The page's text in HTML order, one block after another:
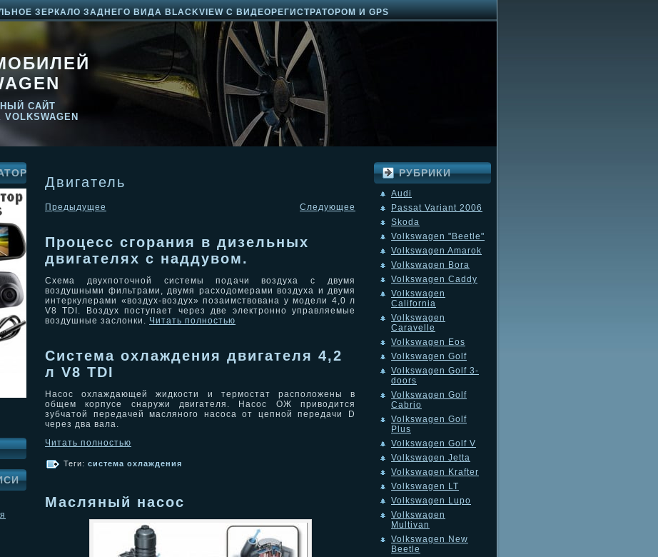
ЗЕРКАЛО ЗАДНЕГО ВИДА BLACKVIEW С ВИДЕОРЕГИСТРАТОРОМ И GPS
САЙТ
Двигатель
Предыдущее Следующее
Процесс сгорания в дизельных
двигателях с наддувом.
Схема двухпоточной системы подачи воздуха с двумя
воздушными фильтрами, двумя расходомерами воздуха и двумя
интеркулерами «воздух-воздух» позаимствована у модели 4,0 л
V8 TDI. Воздух поступает через две электронно управляемые
воздушные заслонки. Читать полностью
Система охлаждения двигателя 4,2
л V8 TDI
Насос охлаждающей жидкости и термостат расположены в
общем корпусе снаружи двигателя. Насос ОЖ приводится
зубчатой передачей масляного насоса от цепной передачи D
через два вала.
Читать полностью
Теги: система охлаждения
Масляный насос
РУБРИКИ
Audi
Passat Variant 2006
Skoda
Volkswagen "Beetle"
Volkswagen Amarok
Volkswagen Bora
Volkswagen Caddy
Volkswagen
California
Volkswagen
Caravelle
Volkswagen Eos
Volkswagen Golf
Volkswagen Golf 3-
doors
Volkswagen Golf
Cabrio
Volkswagen Golf
Plus
Volkswagen Golf V
Volkswagen Jetta
Volkswagen Krafter
Volkswagen LT
Volkswagen Lupo
Volkswagen
Multivan
Volkswagen New
Beetle